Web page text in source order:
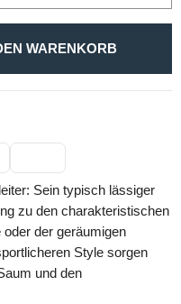
WARENKORB
Sein typisch lässiger
zu den charakteristischen
der geräumigen
Style sorgen
und den